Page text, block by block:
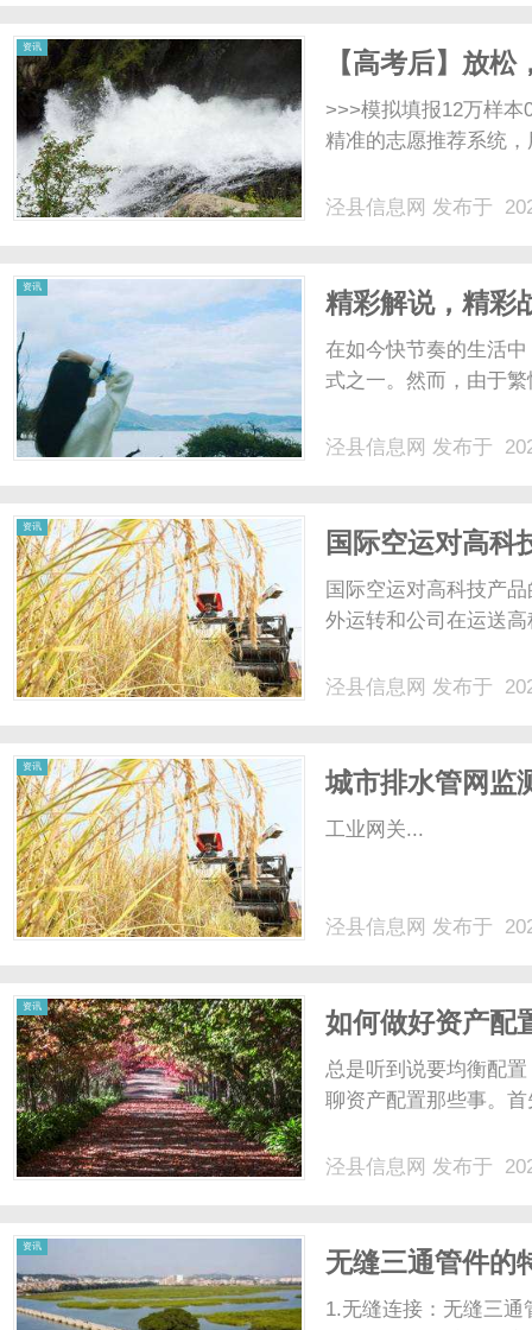
资讯
【高考后】放
>>>模拟填报12万样
精准的志愿推荐系统
泾县信息网 发布于
资讯
精彩解说，精彩
在如今快节奏的生活
式之一。然而，由于
泾县信息网 发布于
资讯
国际空运对高科
国际空运对高科技产
外运转和公司在运送
泾县信息网 发布于
资讯
城市排水管网监
工业网关...
泾县信息网 发布于
资讯
如何做好资产配
总是听到说要均衡配
聊资产配置那些事。
泾县信息网 发布于
资讯
无缝三通管件的
1.无缝连接：无缝三